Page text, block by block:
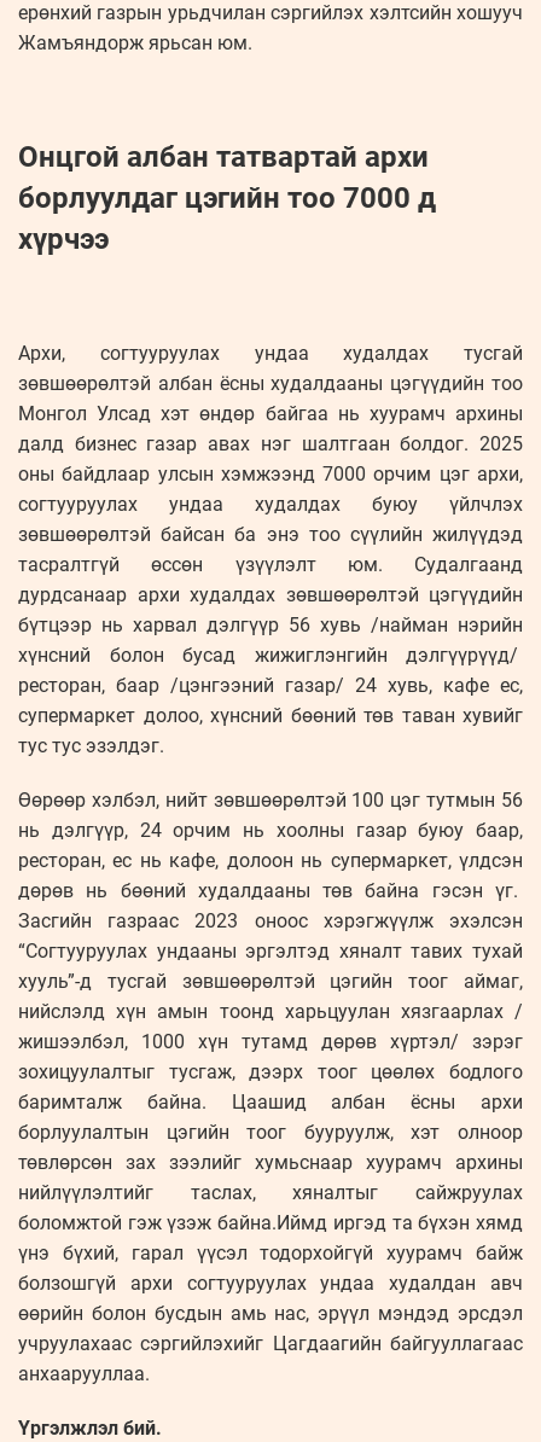
ерөнхий газрын урьдчилан сэргийлэх хэлтсийн хошууч
Жамъяндорж ярьсан юм.
Онцгой албан татвартай архи
борлуулдаг цэгийн тоо 7000 д
хүрчээ
Архи, согтууруулах ундаа худалдах тусгай
зөвшөөрөлтэй албан ёсны худалдааны цэгүүдийн тоо
Монгол Улсад хэт өндөр байгаа нь хуурамч архины
далд бизнес газар авах нэг шалтгаан болдог. 2025
оны байдлаар улсын хэмжээнд 7000 орчим цэг архи,
согтууруулах ундаа худалдах буюу үйлчлэх
зөвшөөрөлтэй байсан ба энэ тоо сүүлийн жилүүдэд
тасралтгүй өссөн үзүүлэлт юм. Судалгаанд
дурдсанаар архи худалдах зөвшөөрөлтэй цэгүүдийн
бүтцээр нь харвал дэлгүүр 56 хувь /найман нэрийн
хүнсний болон бусад жижиглэнгийн дэлгүүрүүд/
ресторан, баар /цэнгээний газар/ 24 хувь, кафе ес,
супермаркет долоо, хүнсний бөөний төв таван хувийг
тус тус эзэлдэг.
Өөрөөр хэлбэл, нийт зөв­шөө­рөлтэй 100 цэг тутмын 56
нь дэлгүүр, 24 орчим нь хоолны газар буюу баар,
ресторан, ес нь кафе, долоон нь супермаркет, үлдсэн
дөрөв нь бөөний худалдааны төв байна гэсэн үг.
Засгийн газраас 2023 оноос хэрэгжүүлж эхэлсэн
“Согтууруулах ундааны эргэлтэд хяналт тавих тухай
хууль”-д тусгай зөвшөөрөлтэй цэгийн тоог аймаг,
нийслэлд хүн амын тоонд харьцуулан хязгаарлах /
жишээлбэл, 1000 хүн тутамд дөрөв хүртэл/ зэрэг
зохицуулалтыг тусгаж, дээрх тоог цөөлөх бодлого
баримталж байна. Цаашид албан ёсны архи
борлуулалтын цэгийн тоог бууруулж, хэт олноор
төвлөрсөн зах зээлийг хумьснаар хуурамч архины
нийлүүлэлтийг таслах, хяналтыг сайжруулах
боломжтой гэж үзэж байна.Иймд иргэд та бүхэн хямд
үнэ бүхий, гарал үүсэл тодорхойгүй хуу­рамч байж
болзошгүй архи согтуу­руу­лах ундаа худалдан авч
өөрийн болон бусдын амь нас, эрүүл мэндэд эрсдэл
учруулахаас сэргийлэхийг Цагдаагийн байгууллагаас
анхаарууллаа.
Үргэлжлэл бий.